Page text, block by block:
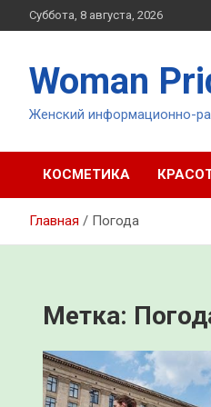
Перейти
к
Суббота, 8 августа, 2026
Woman
Женский информационно-
КОСМЕТИКА
Главная Погода
Метка: